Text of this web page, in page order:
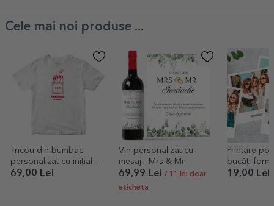
Cele mai noi produse ...
Tricou din bumbac
personalizat cu inițiale -
Heaven
69,00 Lei
Vin personalizat cu
mesaj - Mrs & Mr
69,99 Lei / 11 lei doar
eticheta
Printare
bucăți
10x12cm
19,00 Lei